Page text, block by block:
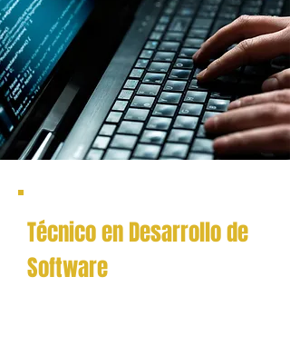
Técnico en Desarrollo de
Software